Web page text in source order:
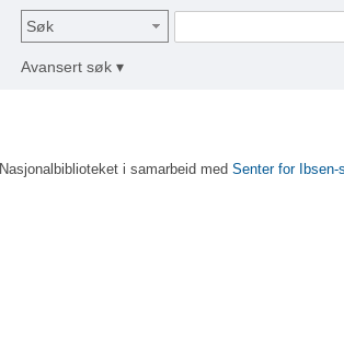
Søk
Avansert søk ▾
Nasjonalbiblioteket i samarbeid med Senter for Ibsen-